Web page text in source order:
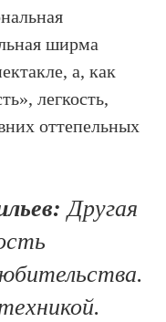
ширма
а, как
легкость,
оттепельных
Другая